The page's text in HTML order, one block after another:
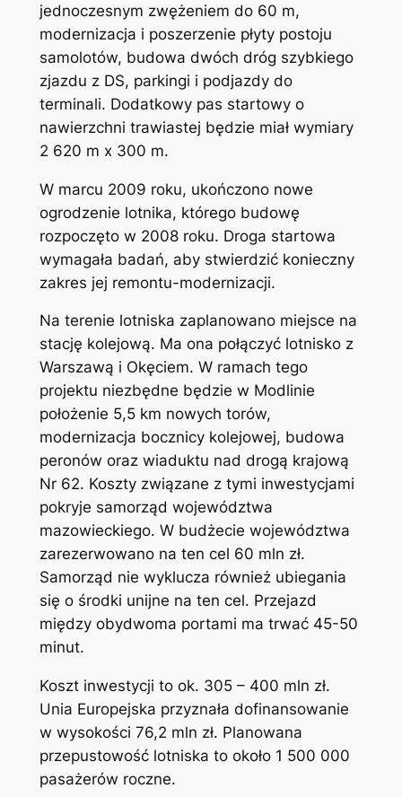
jednoczesnym zwężeniem do 60 m,
modernizacja i poszerzenie płyty postoju
samolotów, budowa dwóch dróg szybkiego
zjazdu z DS, parkingi i podjazdy do
terminali. Dodatkowy pas startowy o
nawierzchni trawiastej będzie miał wymiary
2 620 m x 300 m.
W marcu 2009 roku, ukończono nowe
ogrodzenie lotnika, którego budowę
rozpoczęto w 2008 roku. Droga startowa
wymagała badań, aby stwierdzić konieczny
zakres jej remontu-modernizacji.
Na terenie lotniska zaplanowano miejsce na
stację kolejową. Ma ona połączyć lotnisko z
Warszawą i Okęciem. W ramach tego
projektu niezbędne będzie w Modlinie
położenie 5,5 km nowych torów,
modernizacja bocznicy kolejowej, budowa
peronów oraz wiaduktu nad drogą krajową
Nr 62. Koszty związane z tymi inwestycjami
pokryje samorząd województwa
mazowieckiego. W budżecie województwa
zarezerwowano na ten cel 60 mln zł.
Samorząd nie wyklucza również ubiegania
się o środki unijne na ten cel. Przejazd
między obydwoma portami ma trwać 45-50
minut.
Koszt inwestycji to ok. 305 – 400 mln zł.
Unia Europejska przyznała dofinansowanie
w wysokości 76,2 mln zł. Planowana
przepustowość lotniska to około 1 500 000
pasażerów roczne.